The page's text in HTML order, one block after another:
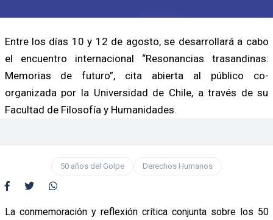
Entre los días 10 y 12 de agosto, se desarrollará a cabo
el encuentro internacional “Resonancias trasandinas:
Memorias de futuro”, cita abierta al público co-
organizada por la Universidad de Chile, a través de su
Facultad de Filosofía y Humanidades.
50 años del Golpe Derechos Humanos
La conmemoración y reflexión crítica conjunta sobre los 50